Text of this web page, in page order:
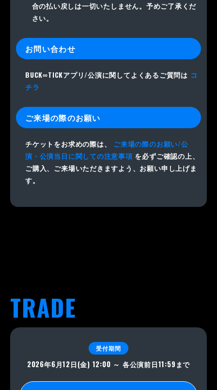
合の払い戻しは一切いたしません。予めご了承くだ
さい。
お問い合わせ
BUCK∞TICKアプリ/公演に関してよくあるご質問は コ
チラ
ご来場の際のお願い
チケットをお求めの際は、 ご来場の際のお願い/公
演・公演当日に関しての注意事項 を必ずご確認の上、
ご購入、ご来場いただきますよう、お願い申し上げま
す。
TRADE
受付期間
2026年6月12日(金) 12:00 ～ 各公演前日11:59まで